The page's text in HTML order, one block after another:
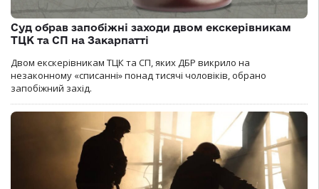
Суд обрав запобіжні заходи двом екскерівникам
ТЦК та СП на Закарпатті
Двом екскерівникам ТЦК та СП, яких ДБР викрило на
незаконному «списанні» понад тисячі чоловіків, обрано
запобіжний захід.